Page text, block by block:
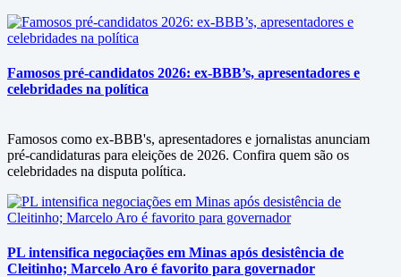
Famosos pré-candidatos 2026: ex-BBB’s, apresentadores e
celebridades na política
Famosos como ex-BBB's, apresentadores e jornalistas anunciam
pré-candidaturas para eleições de 2026. Confira quem são os
celebridades na disputa política.
PL intensifica negociações em Minas após desistência de
Cleitinho; Marcelo Aro é favorito para governador